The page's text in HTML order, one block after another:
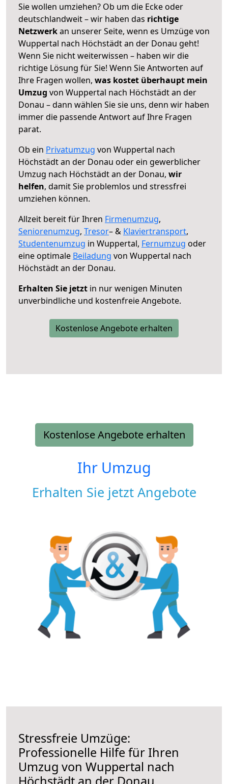
Sie wollen umziehen? Ob um die Ecke oder
deutschlandweit – wir haben das richtige
Netzwerkan unserer Seite, wenn es Umzüge von
Wuppertal nach Höchstädt an der Donau geht!
Wenn Sie nicht weiterwissen – haben wir die
richtige Lösung für Sie! Wenn Sie Antworten auf
Ihre Fragen wollen, was kostet überhaupt mein
Umzug von Wuppertal nach Höchstädt an der
Donau – dann wählen Sie sie uns, denn wir haben
immer die passende Antwort auf Ihre Fragen
parat.
Ob ein Privatumzug von Wuppertal nach
Höchstädt an der Donau oder ein gewerblicher
Umzug nach Höchstädt an der Donau, wir
helfen, damit Sie problemlos und stressfrei
umziehen können.
Allzeit bereit für Ihren Firmenumzug,
Seniorenumzug, Tresor– & Klaviertransport,
Studentenumzug in Wuppertal, Fernumzug oder
eine optimale Beiladung von Wuppertal nach
Höchstädt an der Donau.
Erhalten Sie jetzt in nur wenigen Minuten
unverbindliche und kostenfreie Angebote.
Kostenlose Angebote erhalten
Kostenlose Angebote erhalten
Ihr Umzug
Erhalten Sie jetzt Angebote
Stressfreie Umzüge:
Professionelle Hilfe für Ihren
Umzug von Wuppertal nach